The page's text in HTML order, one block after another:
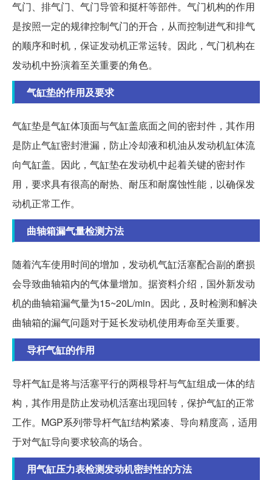
气门、排气门、气门导管和挺杆等部件。气门机构的作用
是按照一定的规律控制气门的开合，从而控制进气和排气
的顺序和时机，保证发动机正常运转。因此，气门机构在
发动机中扮演着至关重要的角色。
气缸垫的作用及要求
气缸垫是气缸体顶面与气缸盖底面之间的密封件，其作用
是防止气缸密封泄漏，防止冷却液和机油从发动机缸体流
向气缸盖。因此，气缸垫在发动机中起着关键的密封作
用，要求具有很高的耐热、耐压和耐腐蚀性能，以确保发
动机正常工作。
曲轴箱漏气量检测方法
随着汽车使用时间的增加，发动机气缸活塞配合副的磨损
会导致曲轴箱内的气体量增加。据资料介绍，国外新发动
机的曲轴箱漏气量为15~20L/min。因此，及时检测和解决
曲轴箱的漏气问题对于延长发动机使用寿命至关重要。
导杆气缸的作用
导杆气缸是将与活塞平行的两根导杆与气缸组成一体的结
构，其作用是防止发动机活塞出现回转，保护气缸的正常
工作。MGP系列带导杆气缸结构紧凑、导向精度高，适用
于对气缸导向要求较高的场合。
用气缸压力表检测发动机密封性的方法